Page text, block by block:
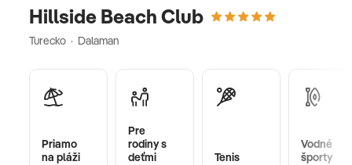
Hillside Beach Club
Turecko · Dalaman
Priamo
na pláži
Pre
rodiny s
deťmi
Tenis
Vodné
športy